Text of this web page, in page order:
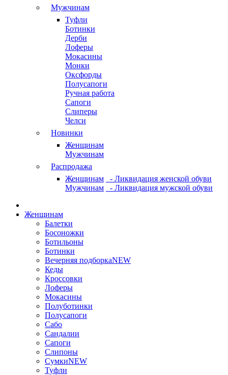
Мужчинам
Туфли
Ботинки
Дерби
Лоферы
Мокасины
Монки
Оксфорды
Полусапоги
Ручная работа
Сапоги
Слиперы
Челси
Новинки
Женщинам
Мужчинам
Распродажа
Женщинам
- Ликвидация женской обуви
Мужчинам
- Ликвидация мужской обуви
Женщинам
Балетки
Босоножки
Ботильоны
Ботинки
Вечерняя подборкаNEW
Кеды
Кроссовки
Лоферы
Мокасины
Полуботинки
Полусапоги
Сабо
Сандалии
Сапоги
Слипоны
СумкиNEW
Туфли